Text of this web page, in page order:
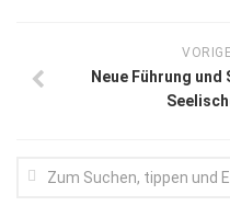
Neue Führung